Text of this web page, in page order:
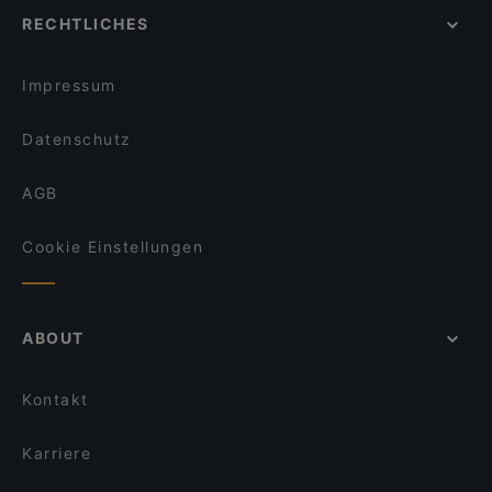
RECHTLICHES
Impressum
Datenschutz
AGB
Cookie Einstellungen
ABOUT
Kontakt
Karriere